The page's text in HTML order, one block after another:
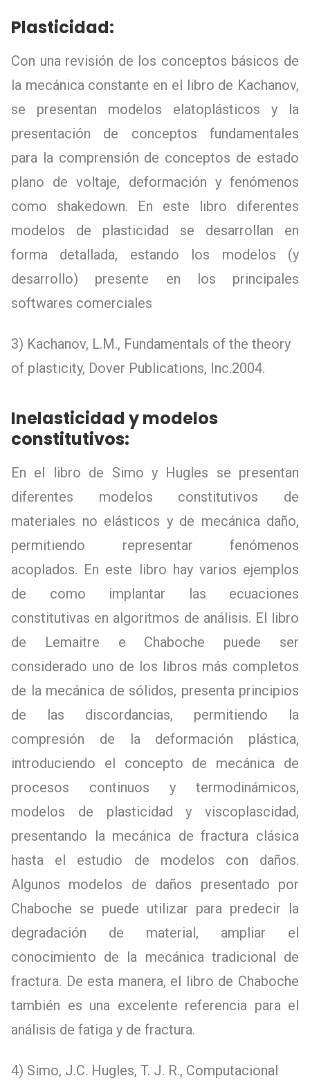
Plasticidad:
Con una revisión de los conceptos básicos de
la mecánica constante en el libro de Kachanov,
se presentan modelos elatoplásticos y la
presentación de conceptos fundamentales
para la comprensión de conceptos de estado
plano de voltaje, deformación y fenómenos
como shakedown. En este libro diferentes
modelos de plasticidad se desarrollan en
forma detallada, estando los modelos (y
desarrollo) presente en los principales
softwares comerciales
3) Kachanov, L.M., Fundamentals of the theory
of plasticity, Dover Publications, Inc.2004.
Inelasticidad y modelos
constitutivos:
En el libro de Simo y Hugles se presentan
diferentes modelos constitutivos de
materiales no elásticos y de mecánica daño,
permitiendo representar fenómenos
acoplados. En este libro hay varios ejemplos
de como implantar las ecuaciones
constitutivas en algoritmos de análisis. El libro
de Lemaitre e Chaboche puede ser
considerado uno de los libros más completos
de la mecánica de sólidos, presenta principios
de las discordancias, permitiendo la
compresión de la deformación plástica,
introduciendo el concepto de mecánica de
procesos continuos y termodinámicos,
modelos de plasticidad y viscoplascidad,
presentando la mecánica de fractura clásica
hasta el estudio de modelos con daños.
Algunos modelos de daños presentado por
Chaboche se puede utilizar para predecir la
degradación de material, ampliar el
conocimiento de la mecánica tradicional de
fractura. De esta manera, el libro de Chaboche
también es una excelente referencia para el
análisis de fatiga y de fractura.
4) Simo, J.C. Hugles, T. J. R., Computacional